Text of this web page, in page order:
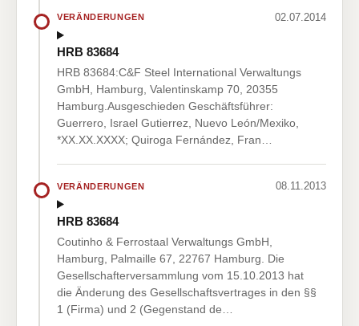
VERÄNDERUNGEN 02.07.2014
HRB 83684
HRB 83684:C&F Steel International Verwaltungs
GmbH, Hamburg, Valentinskamp 70, 20355
Hamburg.Ausgeschieden Geschäftsführer:
Guerrero, Israel Gutierrez, Nuevo León/Mexiko,
*XX.XX.XXXX; Quiroga Fernández, Fran…
VERÄNDERUNGEN 08.11.2013
HRB 83684
Coutinho & Ferrostaal Verwaltungs GmbH,
Hamburg, Palmaille 67, 22767 Hamburg. Die
Gesellschafterversammlung vom 15.10.2013 hat
die Änderung des Gesellschaftsvertrages in den §§
1 (Firma) und 2 (Gegenstand de…